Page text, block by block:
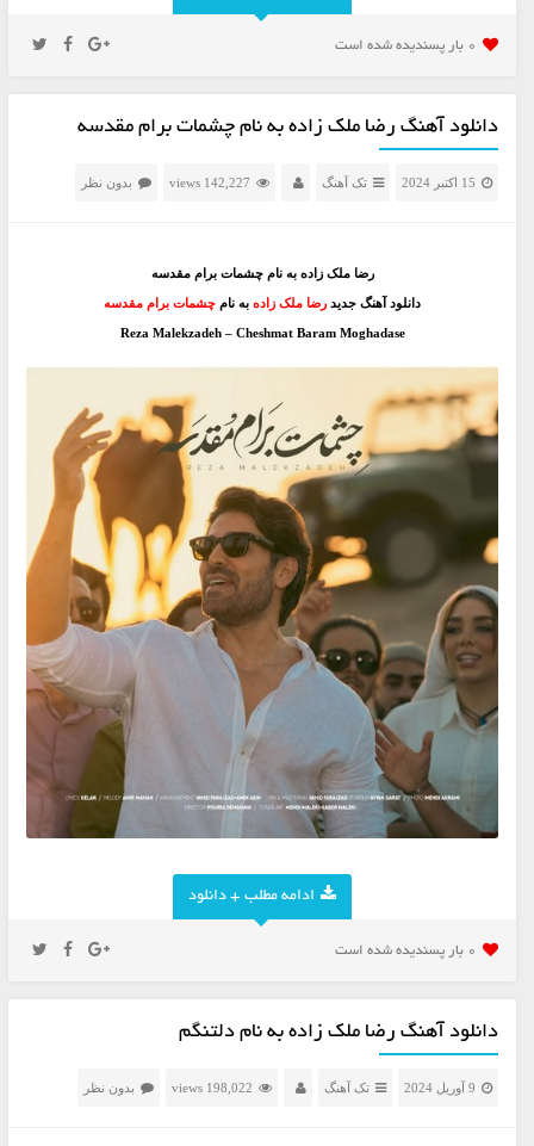
0 بار پسنديده شده است
دانلود آهنگ رضا ملک زاده به نام چشمات برام مقدسه
15 اکتبر 2024 تک آهنگ 142,227 views بدون نظر
رضا ملک زاده به نام چشمات برام مقدسه
دانلود آهنگ جدیدرضا ملک زادهبه نام چشمات برام مقدسه
Reza Malekzadeh – Cheshmat Baram Moghadase
ادامه مطلب + دانلود
0 بار پسنديده شده است
دانلود آهنگ رضا ملک زاده به نام دلتنگم
9 آوریل 2024 تک آهنگ 198,022 views بدون نظر